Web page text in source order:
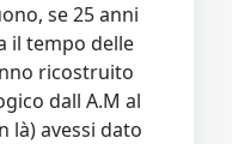
se 25 anni
il tempo delle
ricostruito
dall A.M al
là) avessi dato